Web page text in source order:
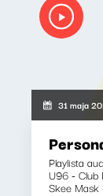
31 maja
Playlista
U96 - Club
Skee Mask